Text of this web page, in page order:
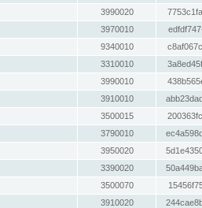
3990020
3970010
9340010
3310010
3990010
3910010
3500015
3790010
3950020
3390020
3500070
3910020